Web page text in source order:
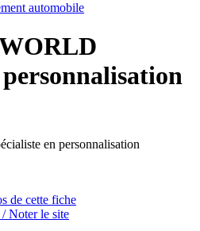
automobile
de cette fiche
Noter le site